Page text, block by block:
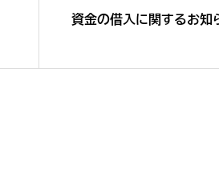
資金の借入に関するお知